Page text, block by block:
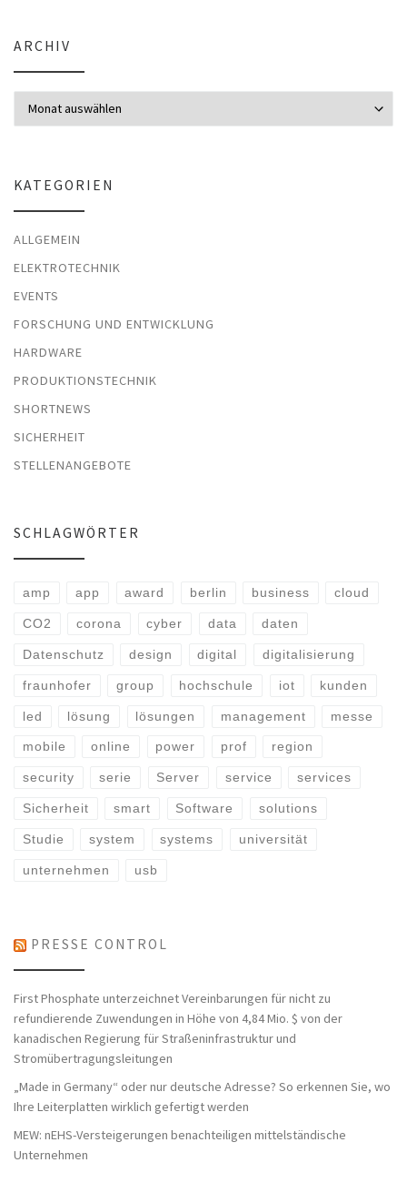
ARCHIV
KATEGORIEN
ALLGEMEIN
ELEKTROTECHNIK
EVENTS
FORSCHUNG UND ENTWICKLUNG
HARDWARE
PRODUKTIONSTECHNIK
SHORTNEWS
SICHERHEIT
STELLENANGEBOTE
SCHLAGWÖRTER
amp app award berlin business cloud
CO2 corona cyber data daten
Datenschutz design digital digitalisierung
fraunhofer group hochschule iot kunden
led lösung lösungen management messe
mobile online power prof region
security serie Server service services
Sicherheit smart Software solutions
Studie system systems universität
unternehmen usb
PRESSE CONTROL
First Phosphate unterzeichnet Vereinbarungen für nicht zu
refundierende Zuwendungen in Höhe von 4,84 Mio. $ von der
kanadischen Regierung für Straßeninfrastruktur und
Stromübertragungsleitungen
„Made in Germany“ oder nur deutsche Adresse? So erkennen Sie, wo
Ihre Leiterplatten wirklich gefertigt werden
MEW: nEHS-Versteigerungen benachteiligen mittelständische
Unternehmen